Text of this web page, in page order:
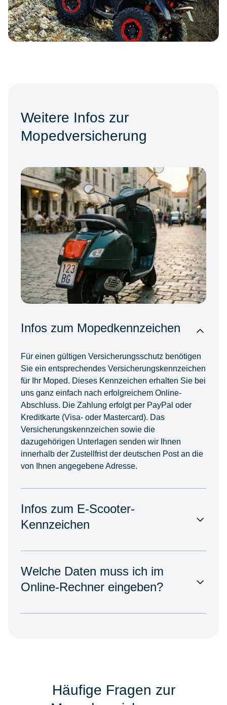
Weitere Infos zur
Mopedversicherung
Infos zum Mopedkennzeichen
Für einen gültigen Versicherungsschutz benötigen
Sie ein entsprechendes Versicherungskennzeichen
für Ihr Moped. Dieses Kennzeichen erhalten Sie bei
uns ganz einfach nach erfolgreichem Online-
Abschluss. Die Zahlung erfolgt per PayPal oder
Kreditkarte (Visa- oder Mastercard). Das
Versicherungskennzeichen sowie die
dazugehörigen Unterlagen senden wir Ihnen
innerhalb der Zustellfrist der deutschen Post an die
von Ihnen angegebene Adresse.
Infos zum E-Scooter-
Kennzeichen
Welche Daten muss ich im
Online-Rechner eingeben?
Häufige Fragen zur